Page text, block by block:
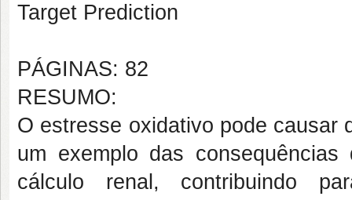
Target Prediction
PÁGINAS: 82
RESUMO:
O estresse oxidativo pode causar
um exemplo das
cálculo renal, contribuindo